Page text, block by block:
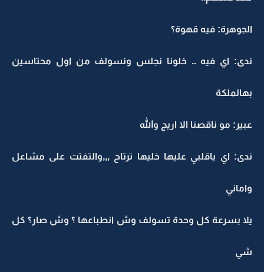
الجوهرة: فيه قهوة؟
ندى: اي فيه .. خلونا نجلس ونسولف من اول محتاسين
بهالملكة
عبير: مو ناقصنا الا اريج والله
ندى: اي ياقلبي عليها خليها ترتاح ,,,والتفتت على مشاعل
واماني
يلا بسرعة كل وحدة تسولف وش انطباعها ؟ وش صار؟ كل
شي